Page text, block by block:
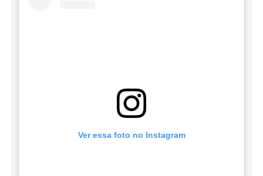
Ver essa foto no Instagram